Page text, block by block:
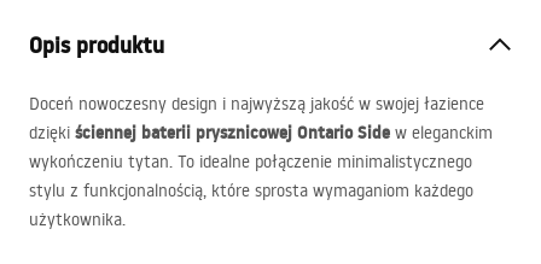
Opis produktu
Doceń nowoczesny design i najwyższą jakość w swojej łazience
dzięki ściennej baterii prysznicowej Ontario Side w eleganckim
wykończeniu tytan. To idealne połączenie minimalistycznego
stylu z funkcjonalnością, które sprosta wymaganiom każdego
użytkownika.